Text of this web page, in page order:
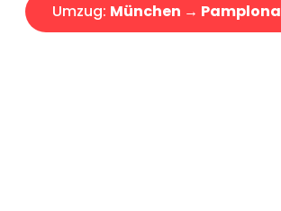
Umzug: München → Pamplona